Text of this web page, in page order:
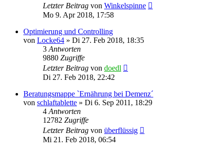
Letzter Beitrag von Winkelspinne
Mo 9. Apr 2018, 17:58
Optimierung und Controlling
von Locke64 » Di 27. Feb 2018, 18:35
3 Antworten
9880 Zugriffe
Letzter Beitrag von doedl
Di 27. Feb 2018, 22:42
Beratungsmappe `Ernährung bei Demenz´
von schlaftablette » Di 6. Sep 2011, 18:29
4 Antworten
12782 Zugriffe
Letzter Beitrag von überflüssig
Mi 21. Feb 2018, 06:54